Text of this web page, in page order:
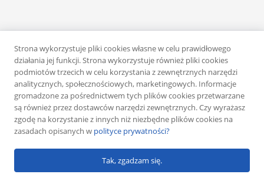
Strona wykorzystuje pliki cookies własne w celu prawidłowego
działania jej funkcji. Strona wykorzystuje również pliki cookies
podmiotów trzecich w celu korzystania z zewnętrznych narzędzi
analitycznych, społecznościowych, marketingowych. Informacje
gromadzone za pośrednictwem tych plików cookies przetwarzane
są również przez dostawców narzędzi zewnętrznych. Czy wyrażasz
zgodę na korzystanie z innych niż niezbędne plików cookies na
zasadach opisanych w polityce prywatności?
Tak, zgadzam się.